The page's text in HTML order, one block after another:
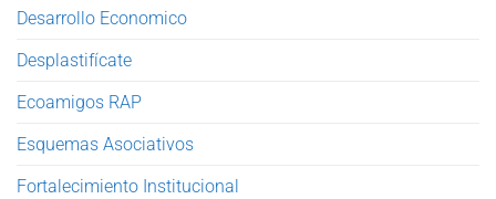
Desarrollo Economico
Desplastifícate
Ecoamigos RAP
Esquemas Asociativos
Fortalecimiento Institucional